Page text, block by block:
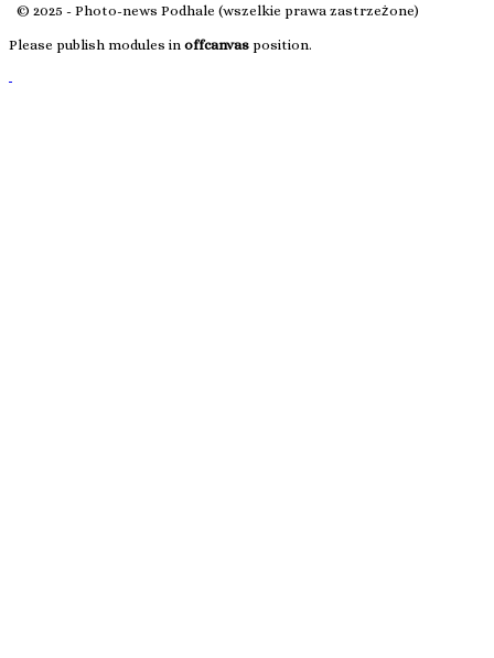
© 2025 - Photo-news Podhale (wszelkie prawa zastrzeżone)
Please publish modules in offcanvas position.